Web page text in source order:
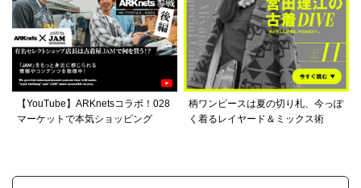
【YouTube】ARKnetsコラボ！028
マーケットで本気ショッピング
柄ワンピースは夏の切り札、今っぽ
く着るレイヤード＆ミックス術